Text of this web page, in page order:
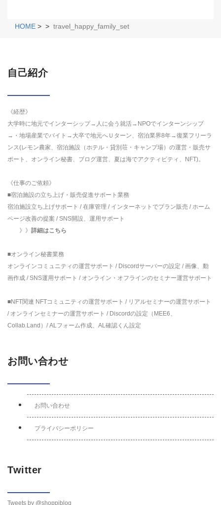
HOME > > travel_happy_family_set
自己紹介
《経歴》
大学時に地元でインターシップ→人に会う就活→NPOでインターンシップ
→・地場産業でバイト→大卒で地元へＵターン、宿泊業界8年→復業フリーラ
ンス(レモン農家、宿泊施設（ホテル・貸別荘・キャンプ場）の運営・販売サ
ポート、オンライン秘書、ブログ運営、夏は海でアクティビティ、NFT)。
《仕事のご依頼》
■宿泊施設の立ち上げ・販売促進サポート業務
宿泊施設立ち上げサポート / 在庫管理 / インターネットでプラン販売 / ホーム
ページ改善の提案 / SNS開設、運用サポート
》》 詳細はこちら
■オンライン秘書業務
オンラインコミュニティの運営サポート / Discordサーバーの設定 / 画像、動
画作成 / SNS運用サポート / オンライン・オフラインのセミナー運営サポート
■NFT関連 NFTコミュニティの運営サポート / リアルセミナーの運営サポート
/ オンラインセミナーの運営サポート / Discordの設定（MEE6、
Collab.Land）/ ALフォーム作成、AL確認くん設定
お問い合わせ
お問い合わせ
プライバシーポリシー
Twitter
Tweets by @shoppiblog